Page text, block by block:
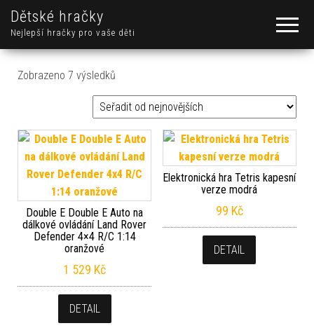
Dětské hračky
Nejlepší hračky pro vaše děti
Zobrazeno 7 výsledků
Double E Double E Auto na
dálkové ovládání Land Rover
Defender 4×4 R/C 1:14
oranžové
1 529 Kč
DETAIL
Elektronická hra Tetris kapesní
verze modrá
99 Kč
DETAIL